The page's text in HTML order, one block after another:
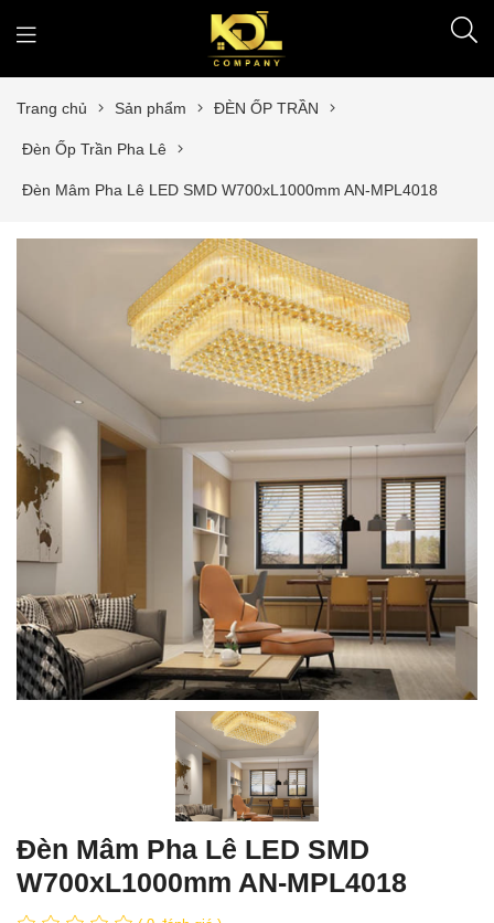
Trang chủ Sản phẩm ĐÈN ỐP TRẦN
Đèn Ốp Trần Pha Lê
Đèn Mâm Pha Lê LED SMD W700xL1000mm AN-MPL4018
Đèn Mâm Pha Lê LED SMD
W700xL1000mm AN-MPL4018